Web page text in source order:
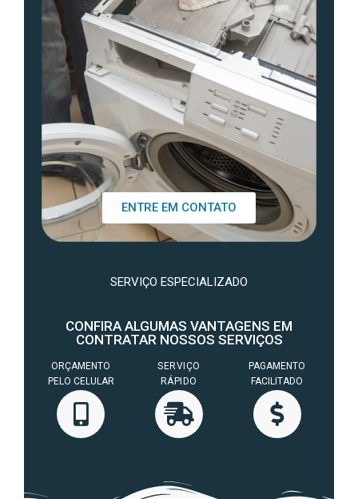
ENTRE EM CONTATO
SERVIÇO ESPECIALIZADO
CONFIRA ALGUMAS VANTAGENS EM
CONTRATAR NOSSOS SERVIÇOS
ORÇAMENTO
PELO CELULAR
SERVIÇO
RÁPIDO
PAGAMENTO
FACILITADO